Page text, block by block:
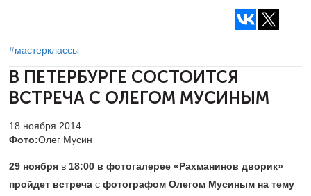
#мастерклассы
В ПЕТЕРБУРГЕ СОСТОИТСЯ
ВСТРЕЧА С ОЛЕГОМ МУСИНЫМ
18 ноября 2014
Фото:Олег Мусин
29 ноября в 18:00 в фотогалерее «Рахманинов дворик»
пройдет встреча с фотографом Олегом Мусиным на тему